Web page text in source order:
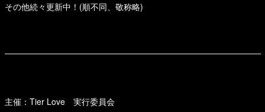
その他続々更新中！(順不同、敬称略)
主催：Tier Love 実行委員会